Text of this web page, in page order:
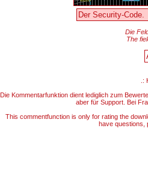
Die
The
.:
Die Kommentarfunktion dient lediglich zum
aber für Support. Bei
This commentfunction is only for rating the
have questions,